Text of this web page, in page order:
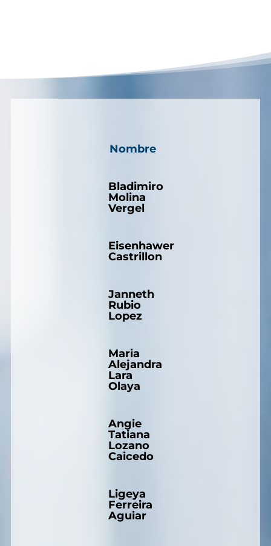
Nombre
Bladimiro
Molina
Vergel
Eisenhawer
Castrillon
Janneth
Rubio
Lopez
Maria
Alejandra
Lara
Olaya
Angie
Tatiana
Lozano
Caicedo
Ligeya
Ferreira
Aguiar